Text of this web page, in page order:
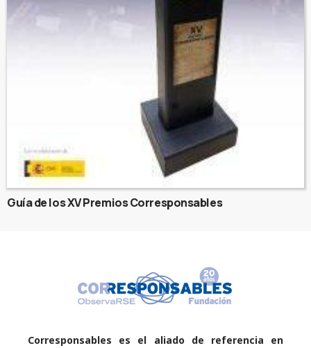
Guía de los XV Premios Corresponsables
Corresponsables es el aliado de referencia en